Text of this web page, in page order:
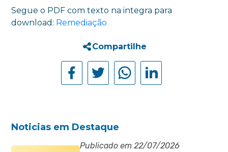
Segue o PDF com texto na integra para
download: Remediação
Compartilhe
Noticias em Destaque
Publicado em 22/07/2026